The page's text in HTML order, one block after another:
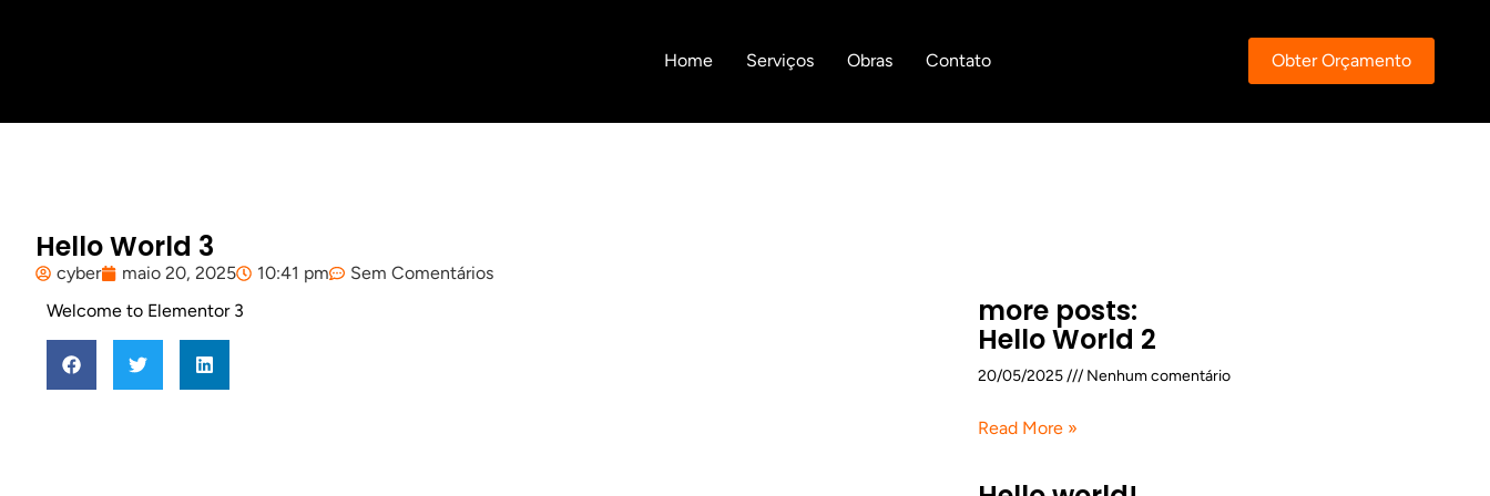
Home Serviços Obras Contato Obter Orçamento
Hello World 3
cyber maio 20, 2025 10:41 pm
Sem Comentários
Welcome to Elementor 3
more posts:
Hello World 2
20/05/2025 Nenhum comentário
Read More »